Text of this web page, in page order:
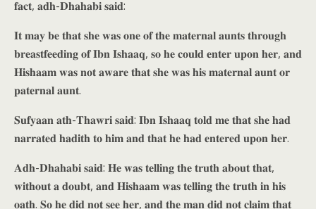
𝐟𝐚𝐜𝐭, 𝐚𝐝𝐡-𝐃𝐡𝐚𝐡𝐚𝐛𝐢 𝐬𝐚𝐢𝐝:
𝐈𝐭 𝐦𝐚𝐲 𝐛𝐞 𝐭𝐡𝐚𝐭 𝐬𝐡𝐞 𝐰𝐚𝐬 𝐨𝐧𝐞 𝐨𝐟 𝐭𝐡𝐞 𝐦𝐚𝐭𝐞𝐫𝐧𝐚𝐥 𝐚𝐮𝐧𝐭𝐬 𝐭𝐡𝐫𝐨𝐮𝐠𝐡
𝐛𝐫𝐞𝐚𝐬𝐭𝐟𝐞𝐞𝐝𝐢𝐧𝐠 𝐨𝐟 𝐈𝐛𝐧 𝐈𝐬𝐡𝐚𝐚𝐪, 𝐬𝐨 𝐡𝐞 𝐜𝐨𝐮𝐥𝐝 𝐞𝐧𝐭𝐞𝐫 𝐮𝐩𝐨𝐧 𝐡𝐞𝐫, 𝐚𝐧𝐝
𝐇𝐢𝐬𝐡𝐚𝐚𝐦 𝐰𝐚𝐬 𝐧𝐨𝐭 𝐚𝐰𝐚𝐫𝐞 𝐭𝐡𝐚𝐭 𝐬𝐡𝐞 𝐰𝐚𝐬 𝐡𝐢𝐬 𝐦𝐚𝐭𝐞𝐫𝐧𝐚𝐥 𝐚𝐮𝐧𝐭 𝐨𝐫
𝐩𝐚𝐭𝐞𝐫𝐧𝐚𝐥 𝐚𝐮𝐧𝐭.
𝐒𝐮𝐟𝐲𝐚𝐚𝐧 𝐚𝐭𝐡-𝐓𝐡𝐚𝐰𝐫𝐢 𝐬𝐚𝐢𝐝: 𝐈𝐛𝐧 𝐈𝐬𝐡𝐚𝐚𝐪 𝐭𝐨𝐥𝐝 𝐦𝐞 𝐭𝐡𝐚𝐭 𝐬𝐡𝐞 𝐡𝐚𝐝
𝐧𝐚𝐫𝐫𝐚𝐭𝐞𝐝 𝐡𝐚𝐝𝐢𝐭𝐡 𝐭𝐨 𝐡𝐢𝐦 𝐚𝐧𝐝 𝐭𝐡𝐚𝐭 𝐡𝐞 𝐡𝐚𝐝 𝐞𝐧𝐭𝐞𝐫𝐞𝐝 𝐮𝐩𝐨𝐧 𝐡𝐞𝐫.
𝐀𝐝𝐡-𝐃𝐡𝐚𝐡𝐚𝐛𝐢 𝐬𝐚𝐢𝐝: 𝐇𝐞 𝐰𝐚𝐬 𝐭𝐞𝐥𝐥𝐢𝐧𝐠 𝐭𝐡𝐞 𝐭𝐫𝐮𝐭𝐡 𝐚𝐛𝐨𝐮𝐭 𝐭𝐡𝐚𝐭,
𝐰𝐢𝐭𝐡𝐨𝐮𝐭 𝐚 𝐝𝐨𝐮𝐛𝐭, 𝐚𝐧𝐝 𝐇𝐢𝐬𝐡𝐚𝐚𝐦 𝐰𝐚𝐬 𝐭𝐞𝐥𝐥𝐢𝐧𝐠 𝐭𝐡𝐞 𝐭𝐫𝐮𝐭𝐡 𝐢𝐧 𝐡𝐢𝐬
𝐨𝐚𝐭𝐡. 𝐒𝐨 𝐡𝐞 𝐝𝐢𝐝 𝐧𝐨𝐭 𝐬𝐞𝐞 𝐡𝐞𝐫, 𝐚𝐧𝐝 𝐭𝐡𝐞 𝐦𝐚𝐧 𝐝𝐢𝐝 𝐧𝐨𝐭 𝐜𝐥𝐚𝐢𝐦 𝐭𝐡𝐚𝐭